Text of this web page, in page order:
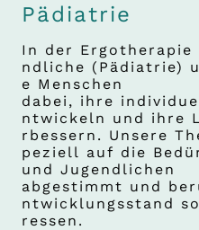
Pädiatrie
In der
ndliche (Pädiatrie)
e Menschen
dabei, ihre
ntwickeln und ihre
rbessern. Unsere
peziell auf die
und Jugendlichen
abgestimmt und
ntwicklungsstand
ressen.